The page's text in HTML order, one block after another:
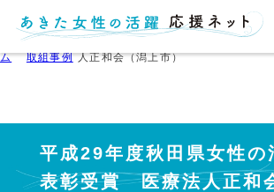
ホー
ム 取組事例
平成29年度秋田県女性の活躍推
人正和会（潟上市）
平成29年度秋田県女性の
表彰受賞 医療法人正和